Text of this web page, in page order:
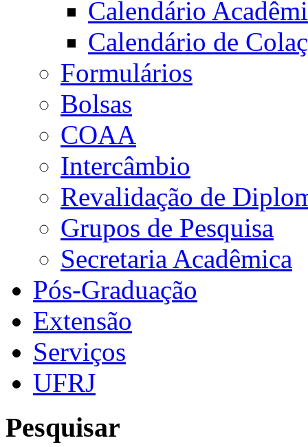
Calendário
Calendário de
Formulários
Bolsas
COAA
Intercâmbio
Revalidação de
Grupos de Pesquisa
Secretaria Acadêmica
Pós-Graduação
Extensão
Serviços
UFRJ
Pesquisar